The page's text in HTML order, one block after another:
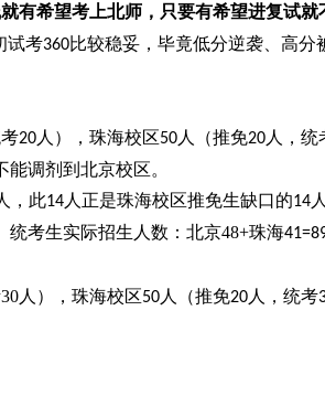
有希望考上北师，只要有希望进复试就
试考360比较稳妥，毕竟低分逆袭、高
20人），珠海校区50人（推免20人，统
调剂到北京校区。
，此14人正是珠海校区推免生缺口的14
统考生实际招生人数：北京48+珠海
30人），珠海校区50人（推免20人，统考